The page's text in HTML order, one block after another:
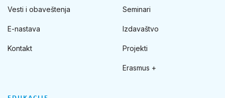
Vesti i obaveštenja
E-nastava
Kontakt
Seminari
Izdavaštvo
Projekti
Erasmus +